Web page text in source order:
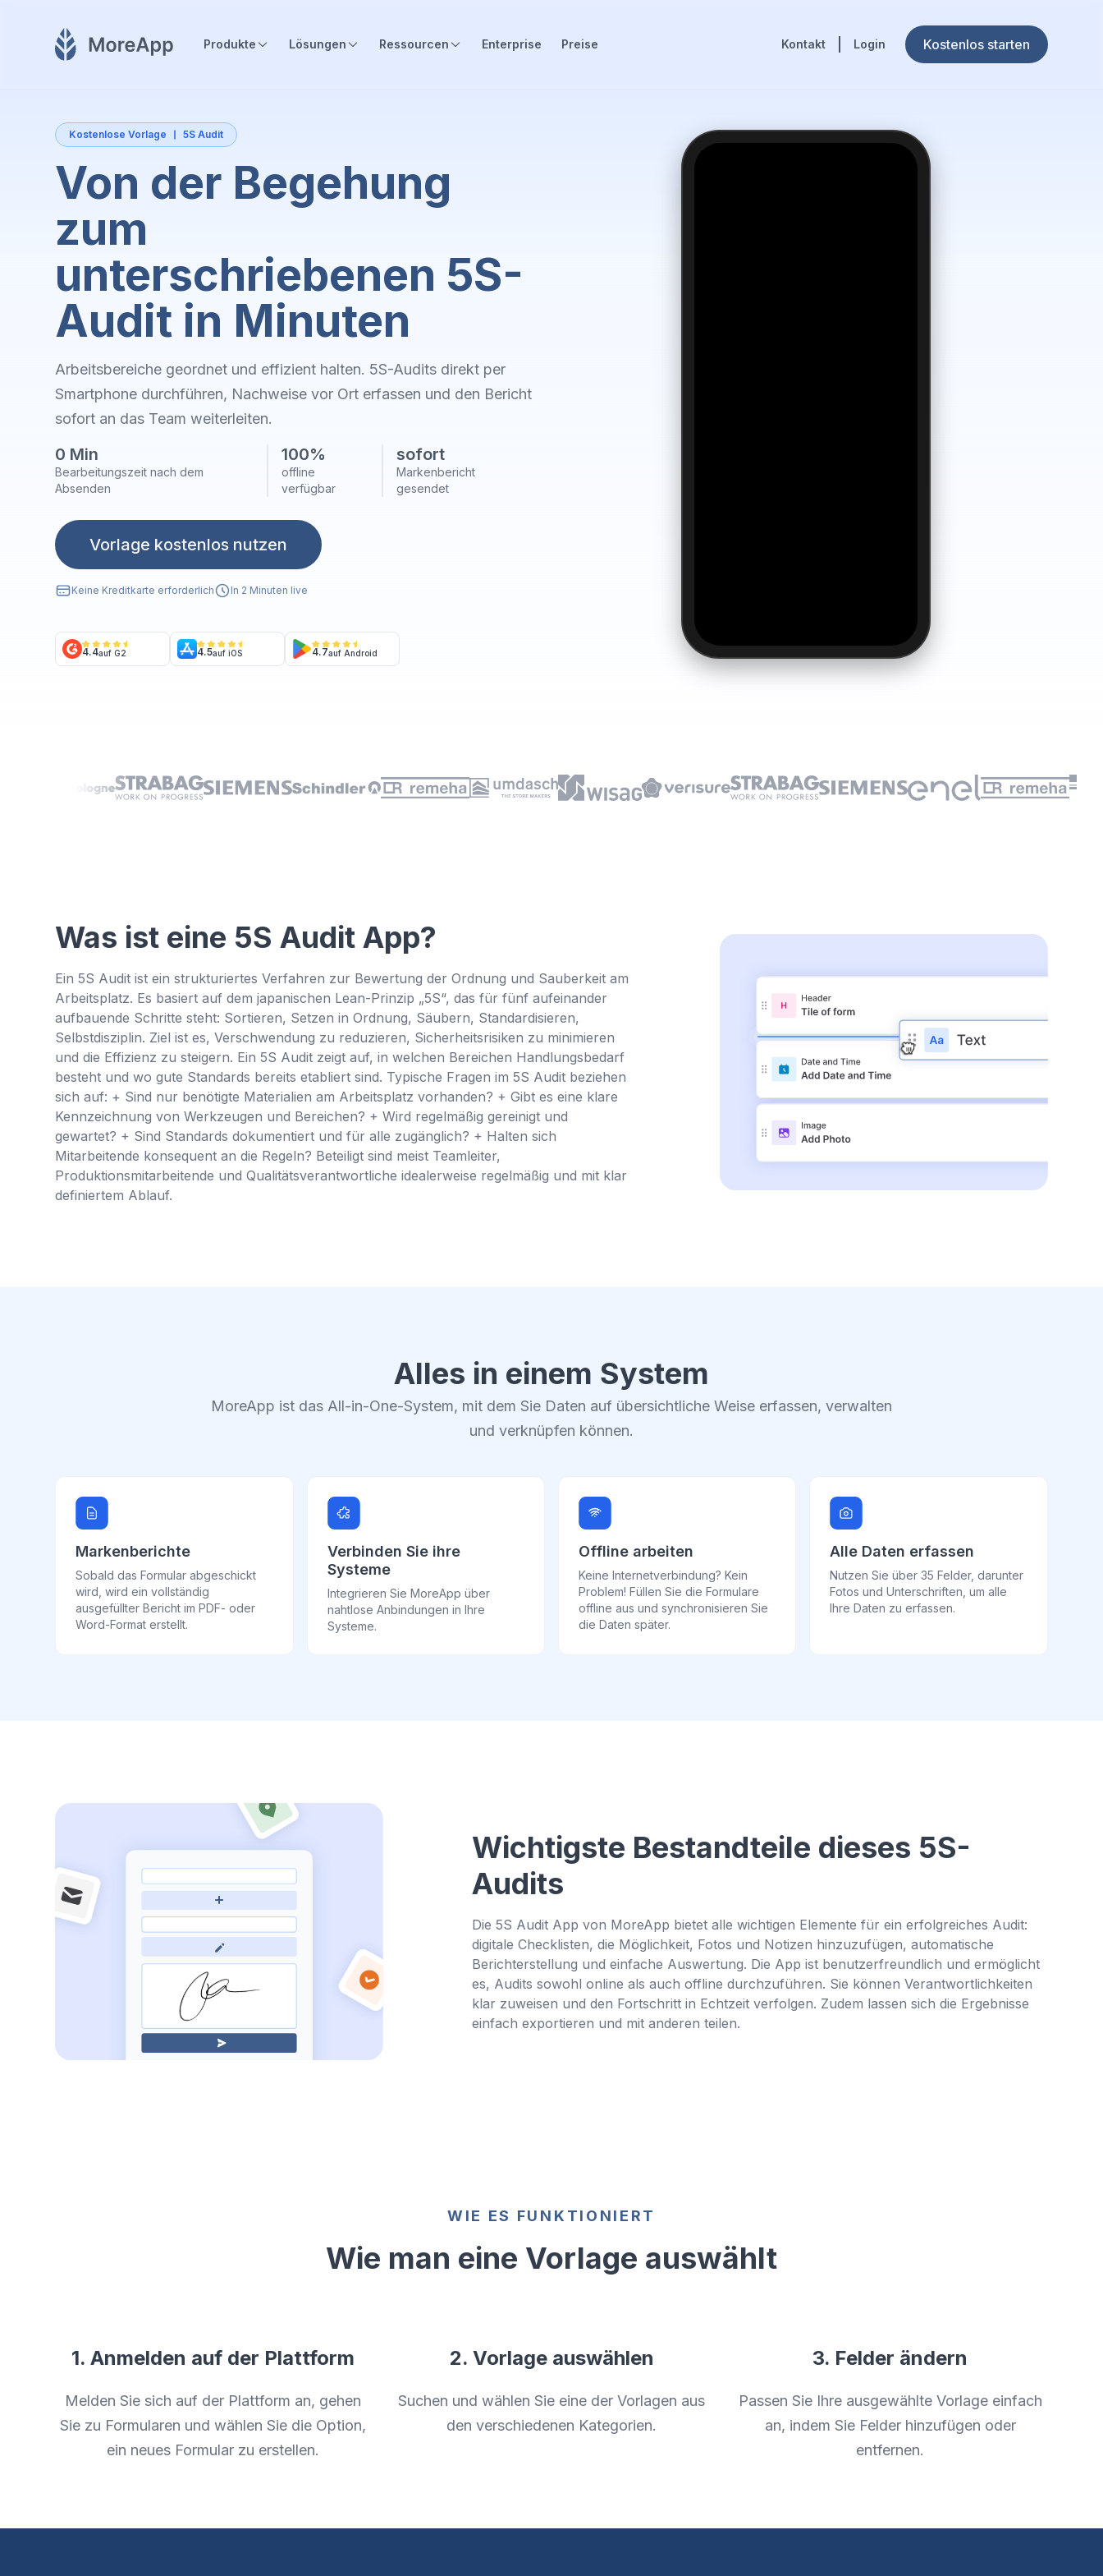
Produkte Lösungen Ressourcen Enterprise Preise Kontakt Login Kostenlos starten
Kostenlose Vorlage 5S Audit
Von der Begehung
zum
unterschriebenen 5S-
Audit in Minuten
Arbeitsbereiche geordnet und effizient halten. 5S-Audits direkt per
Smartphone durchführen, Nachweise vor Ort erfassen und den Bericht
sofort an das Team weiterleiten.
0 Min
Bearbeitungszeit nach dem
Absenden
100%
offline
verfügbar
sofort
Markenbericht
gesendet
Vorlage kostenlos nutzen
Keine Kreditkarte erforderlich In 2 Minuten live
4.4auf G2 4.5auf iOS 4.7auf Android
Was ist eine 5S Audit App?
Ein 5S Audit ist ein strukturiertes Verfahren zur Bewertung der Ordnung und Sauberkeit am
Arbeitsplatz. Es basiert auf dem japanischen Lean-Prinzip „5S“, das für fünf aufeinander
aufbauende Schritte steht: Sortieren, Setzen in Ordnung, Säubern, Standardisieren,
Selbstdisziplin. Ziel ist es, Verschwendung zu reduzieren, Sicherheitsrisiken zu minimieren
und die Effizienz zu steigern. Ein 5S Audit zeigt auf, in welchen Bereichen Handlungsbedarf
besteht und wo gute Standards bereits etabliert sind. Typische Fragen im 5S Audit beziehen
sich auf: + Sind nur benötigte Materialien am Arbeitsplatz vorhanden? + Gibt es eine klare
Kennzeichnung von Werkzeugen und Bereichen? + Wird regelmäßig gereinigt und
gewartet? + Sind Standards dokumentiert und für alle zugänglich? + Halten sich
Mitarbeitende konsequent an die Regeln? Beteiligt sind meist Teamleiter,
Produktionsmitarbeitende und Qualitätsverantwortliche idealerweise regelmäßig und mit klar
definiertem Ablauf.
Alles in einem System
MoreApp ist das All-in-One-System, mit dem Sie Daten auf übersichtliche Weise erfassen, verwalten
und verknüpfen können.
Markenberichte
Sobald das Formular abgeschickt
wird, wird ein vollständig
ausgefüllter Bericht im PDF- oder
Word-Format erstellt.
Verbinden Sie ihre
Systeme
Integrieren Sie MoreApp über
nahtlose Anbindungen in Ihre
Systeme.
Offline arbeiten
Keine Internetverbindung? Kein
Problem! Füllen Sie die Formulare
offline aus und synchronisieren Sie
die Daten später.
Alle Daten erfassen
Nutzen Sie über 35 Felder, darunter
Fotos und Unterschriften, um alle
Ihre Daten zu erfassen.
Wichtigste Bestandteile dieses 5S-
Audits
Die 5S Audit App von MoreApp bietet alle wichtigen Elemente für ein erfolgreiches Audit:
digitale Checklisten, die Möglichkeit, Fotos und Notizen hinzuzufügen, automatische
Berichterstellung und einfache Auswertung. Die App ist benutzerfreundlich und ermöglicht
es, Audits sowohl online als auch offline durchzuführen. Sie können Verantwortlichkeiten
klar zuweisen und den Fortschritt in Echtzeit verfolgen. Zudem lassen sich die Ergebnisse
einfach exportieren und mit anderen teilen.
WIE ES FUNKTIONIERT
Wie man eine Vorlage auswählt
1. Anmelden auf der Plattform
Melden Sie sich auf der Plattform an, gehen
Sie zu Formularen und wählen Sie die Option,
ein neues Formular zu erstellen.
2. Vorlage auswählen
Suchen und wählen Sie eine der Vorlagen aus
den verschiedenen Kategorien.
3. Felder ändern
Passen Sie Ihre ausgewählte Vorlage einfach
an, indem Sie Felder hinzufügen oder
entfernen.